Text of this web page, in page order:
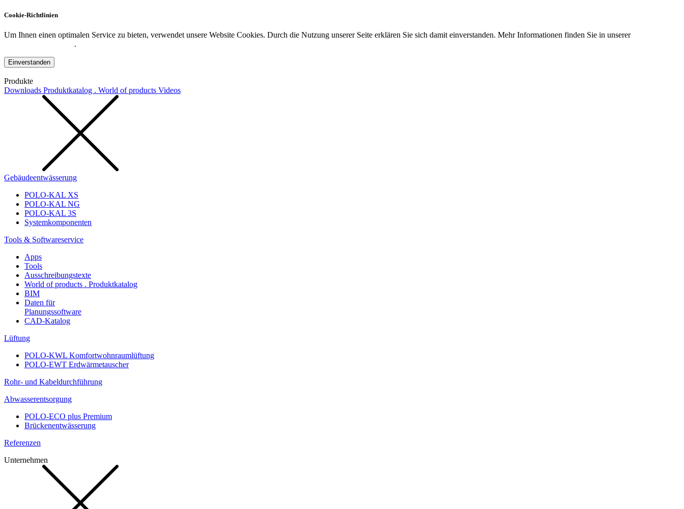
Cookie-Richtlinien
Um Ihnen einen optimalen Service zu bieten, verwendet unsere Website Cookies. Durch die Nutzung unserer Seite erklären Sie sich damit einverstanden. Mehr Informationen finden Sie in unserer
.
Einverstanden
Produkte
Downloads Produktkatalog . World of products Videos
Gebäudeentwässerung
POLO-KAL XS
POLO-KAL NG
POLO-KAL 3S
Systemkomponenten
Tools & Softwareservice
Apps
Tools
Ausschreibungstexte
World of products . Produktkatalog
BIM
Daten für
Planungssoftware
CAD-Katalog
Lüftung
POLO-KWL Komfortwohnraumlüftung
POLO-EWT Erdwärmetauscher
Rohr- und Kabeldurchführung
Abwasserentsorgung
POLO-ECO plus Premium
Brückenentwässerung
Referenzen
Unternehmen